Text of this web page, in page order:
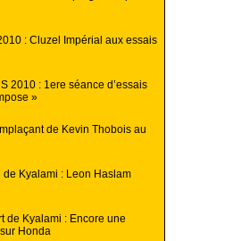
: Cluzel Impérial aux essais
2010 : 1ere séance d’essais
»
de Kevin Thobois au
de Kyalami : Leon Haslam
de Kyalami : Encore une
Honda